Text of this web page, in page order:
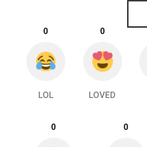
0
LOL
0
LOVED
0 0